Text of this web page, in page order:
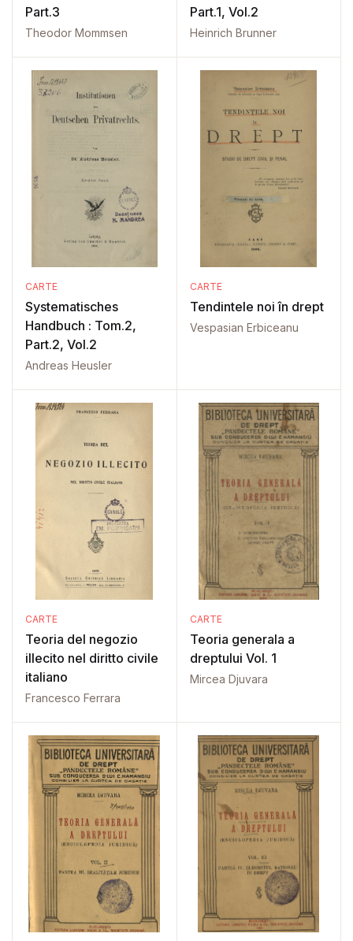
Part.3
Theodor Mommsen
Part.1, Vol.2
Heinrich Brunner
CARTE
Systematisches
Handbuch : Tom.2,
Part.2, Vol.2
Andreas Heusler
CARTE
Tendintele noi în drept
Vespasian Erbiceanu
CARTE
Teoria del negozio
illecito nel diritto civile
italiano
Francesco Ferrara
CARTE
Teoria generala a
dreptului Vol. 1
Mircea Djuvara